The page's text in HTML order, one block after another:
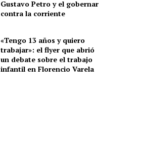
Gustavo Petro y el gobernar
contra la corriente
«Tengo 13 años y quiero
trabajar»: el flyer que abrió
un debate sobre el trabajo
infantil en Florencio Varela